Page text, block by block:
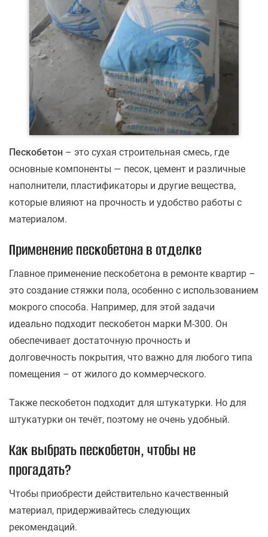
Пескобетон – это сухая строительная смесь, где
основные компоненты — песок, цемент и различные
наполнители, пластификаторы и другие вещества,
которые влияют на прочность и удобство работы с
материалом.
Применение пескобетона в отделке
Главное применение пескобетона в ремонте квартир –
это создание стяжки пола, особенно с использованием
мокрого способа. Например, для этой задачи
идеально подходит пескобетон марки М-300. Он
обеспечивает достаточную прочность и
долговечность покрытия, что важно для любого типа
помещения – от жилого до коммерческого.
Также пескобетон подходит для штукатурки. Но для
штукатурки он течёт, поэтому не очень удобный.
Как выбрать пескобетон, чтобы не
прогадать?
Чтобы приобрести действительно качественный
материал, придерживайтесь следующих
рекомендаций.